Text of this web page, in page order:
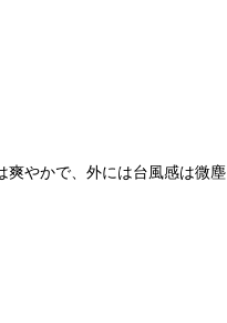
爽やかで、外には台風感は微塵